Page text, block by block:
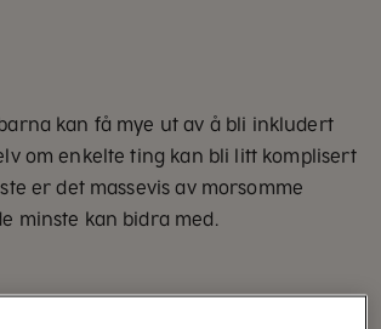
kan få mye ut av å bli inkludert
om enkelte ting kan bli litt komplisert
er det massevis av morsomme
minste kan bidra med.